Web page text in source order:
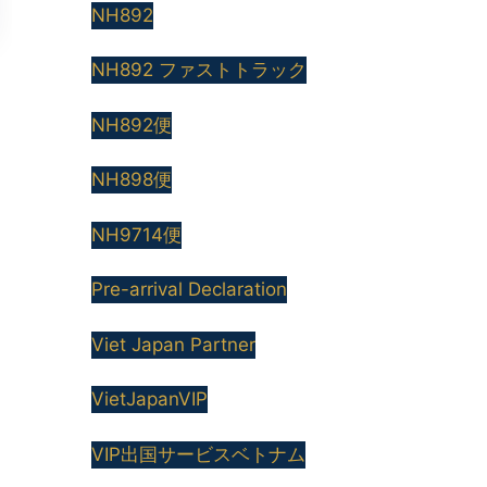
NH892
NH892 ファストトラック
NH892便
NH898便
NH9714便
Pre-arrival Declaration
Viet Japan Partner
VietJapanVIP
VIP出国サービスベトナム